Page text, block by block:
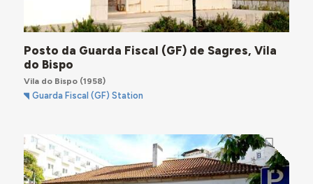
Posto da Guarda Fiscal (GF) de Sagres, Vila
do Bispo
Vila do Bispo(1958)
Guarda Fiscal (GF) Station